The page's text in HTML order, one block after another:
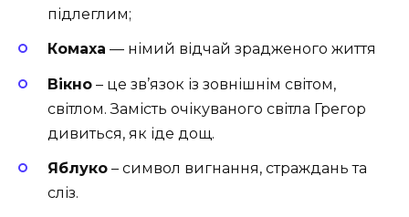
підлеглим;
Комаха — німий відчай зрадженого життя
Вікно – це зв’язок із зовнішнім світом,
світлом. Замість очікуваного світла Грегор
дивиться, як іде дощ.
Яблуко – символ вигнання, страждань та
сліз.